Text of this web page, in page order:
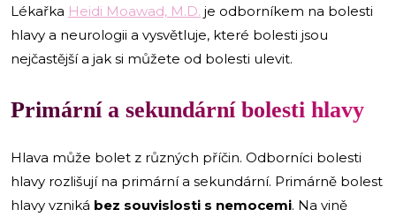
Lékařka Heidi Moawad, M.D. je odborníkem na bolesti
hlavy a neurologii a vysvětluje, které bolesti jsou
nejčastější a jak si můžete od bolesti ulevit.
Primární a sekundární bolesti hlavy
Hlava může bolet z různých příčin. Odborníci bolesti
hlavy rozlišují na primární a sekundární. Primárně bolest
hlavy vzniká bez souvislosti s nemocemi. Na vině